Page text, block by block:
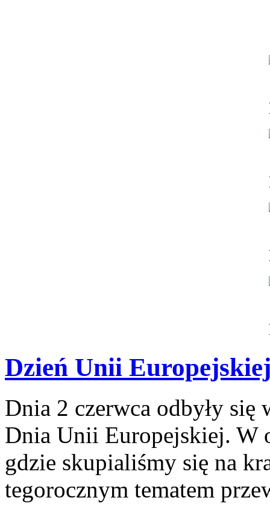
Dzień Unii
Dnia 2 czerwca odbyły się
Dnia Unii Europejskiej. W
gdzie skupialiśmy się na
tegorocznym tematem